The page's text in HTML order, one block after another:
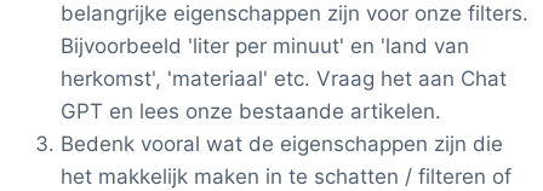
belangrijke eigenschappen zijn voor onze filters.
Bijvoorbeeld 'liter per minuut' en 'land van
herkomst', 'materiaal' etc. Vraag het aan Chat
GPT en lees onze bestaande artikelen.
Bedenk vooral wat de eigenschappen zijn die
het makkelijk maken in te schatten / filteren of